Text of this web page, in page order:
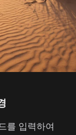
를 입력하여